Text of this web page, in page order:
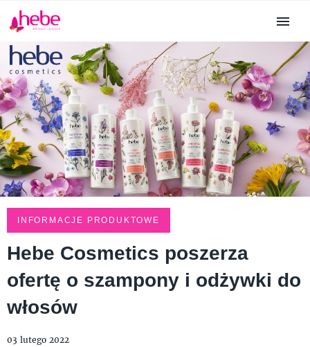
INFORMACJE PRODUKTOWE
Hebe Cosmetics poszerza
ofertę o szampony i odżywki do
włosów
03 lutego 2022